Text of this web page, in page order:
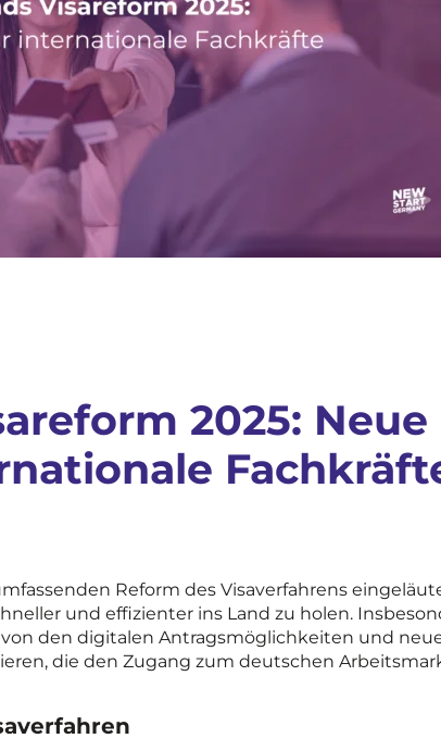
2025: Neue
Reform des Visaverfahrens
und effizienter ins Land zu holen.
den digitalen Antragsmöglichkeiten und
die den Zugang zum deutschen